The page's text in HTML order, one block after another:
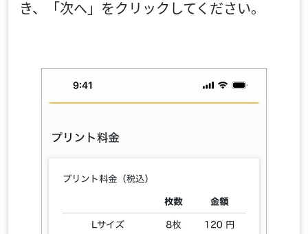
き、「次へ」をクリックしてください。